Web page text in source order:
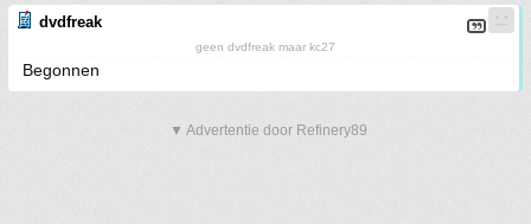
dvdfreak
geen dvdfreak maar kc27
Begonnen
▼ Advertentie door Refinery89